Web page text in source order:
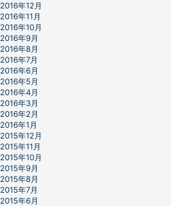
2016年12月
2016年11月
2016年10月
2016年9月
2016年8月
2016年7月
2016年6月
2016年5月
2016年4月
2016年3月
2016年2月
2016年1月
2015年12月
2015年11月
2015年10月
2015年9月
2015年8月
2015年7月
2015年6月